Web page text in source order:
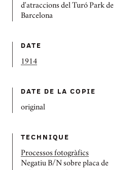
d'atraccions del Turó Park de
Barcelona
DATE
1914
DATE DE LA COPIE
original
TECHNIQUE
Processos fotogràfics
Negatiu B/N sobre placa de